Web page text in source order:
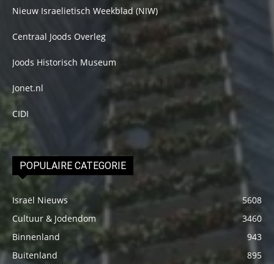
Nieuw Israelietisch Weekblad (NIW)
Centraal Joods Overleg
Joods Historisch Museum
Jonet.nl
CIDI
POPULAIRE CATEGORIE
Israël Nieuws
5608
Cultuur & Jodendom
3460
Binnenland
943
Buitenland
895